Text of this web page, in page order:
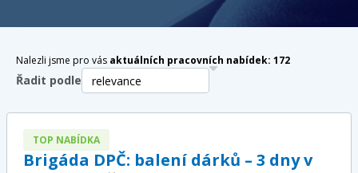
Nalezli jsme pro vás aktuálních pracovních nabídek: 172
Řadit podle
TOP NABÍDKA
Brigáda DPČ: balení dárků – 3 dny v